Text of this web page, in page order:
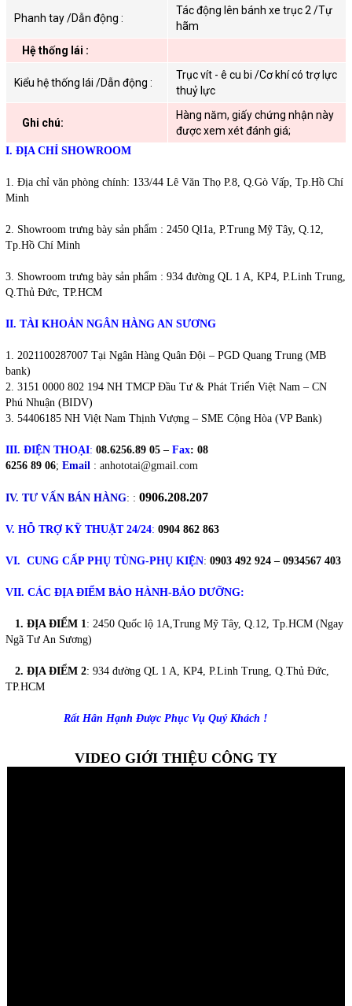
Phanh tay /Dẫn động :
Tác động lên bánh xe trục 2 /Tự
hãm
Hệ thống lái :
Kiểu hệ thống lái /Dẫn động :
Trục vít - ê cu bi /Cơ khí có trợ lực
thuỷ lực
Ghi chú:
Hàng năm, giấy chứng nhận này
được xem xét đánh giá;
I. ĐỊA CHỈ SHOWROOM
1. Địa chỉ văn phòng chính: 133/44 Lê Văn Thọ P.8, Q.Gò Vấp, Tp.Hồ Chí
Minh
2. Showroom trưng bày sản phẩm : 2450 Ql1a, P.Trung Mỹ Tây, Q.12,
Tp.Hồ Chí Minh
3. Showroom trưng bày sản phẩm : 934 đường QL 1 A, KP4, P.Linh Trung,
Q.Thủ Đức, TP.HCM
II. TÀI KHOẢN NGÂN HÀNG AN SƯƠNG
2021100287007 Tại Ngân Hàng Quân Đội – PGD Quang Trung (MB
bank)
3151 0000 802 194 NH TMCP Đầu Tư & Phát Triển Việt Nam – CN
Phú Nhuận (BIDV)
54406185 NH Việt Nam Thịnh Vượng – SME Cộng Hòa (VP Bank)
III. ĐIỆN THOẠI: 08.6256.89 05 – Fax: 08
6256 89 06; Email : anhototai@gmail.com
IV. TƯ VẤN BÁN HÀNG: : 0906.208.207
V. HỖ TRỢ KỸ THUẬT 24/24: 0904 862 863
VI. CUNG CẤP PHỤ TÙNG-PHỤ KIỆN: 0903 492 924 – 0934567 403
VII. CÁC ĐỊA ĐIỂM BẢO HÀNH-BẢO DƯỠNG:
1. ĐỊA ĐIỂM 1 : 2450 Quốc lộ 1A,Trung Mỹ Tây, Q.12, Tp.HCM (Ngay
Ngã Tư An Sương)
2. ĐỊA ĐIỂM 2: 934 đường QL 1 A, KP4, P.Linh Trung, Q.Thủ Đức,
TP.HCM
Rất Hân Hạnh Được Phục Vụ Quý Khách !
VIDEO GIỚI THIỆU CÔNG TY